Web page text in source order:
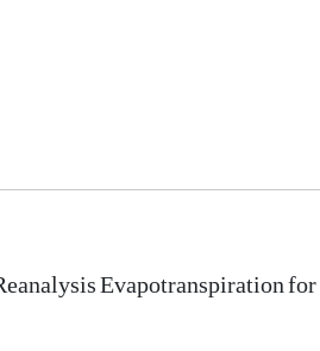
Evapotranspiration